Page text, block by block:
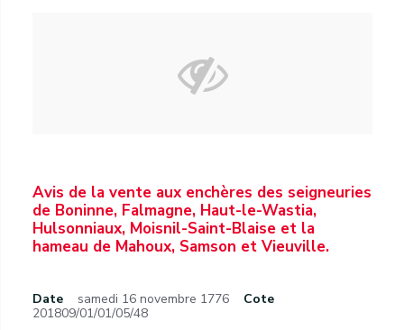
Avis de la vente aux enchères des seigneuries
de Boninne, Falmagne, Haut-le-Wastia,
Hulsonniaux, Moisnil-Saint-Blaise et la
hameau de Mahoux, Samson et Vieuville.
Date samedi 16 novembre 1776
Cote
201809/01/01/05/48